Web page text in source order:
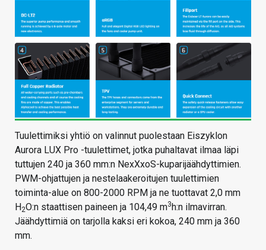
Tuulettimiksi yhtiö on valinnut puolestaan Eiszyklon
Aurora LUX Pro -tuulettimet, jotka puhaltavat ilmaa läpi
tuttujen 240 ja 360 mm:n NexXxoS-kuparijäähdyttimien.
PWM-ohjattujen ja nestelaakeroitujen tuulettimien
toiminta-alue on 800-2000 RPM ja ne tuottavat 2,0 mm
H2O:n staattisen paineen ja 104,49 m3h:n ilmavirran.
Jäähdyttimiä on tarjolla kaksi eri kokoa, 240 mm ja 360
mm.